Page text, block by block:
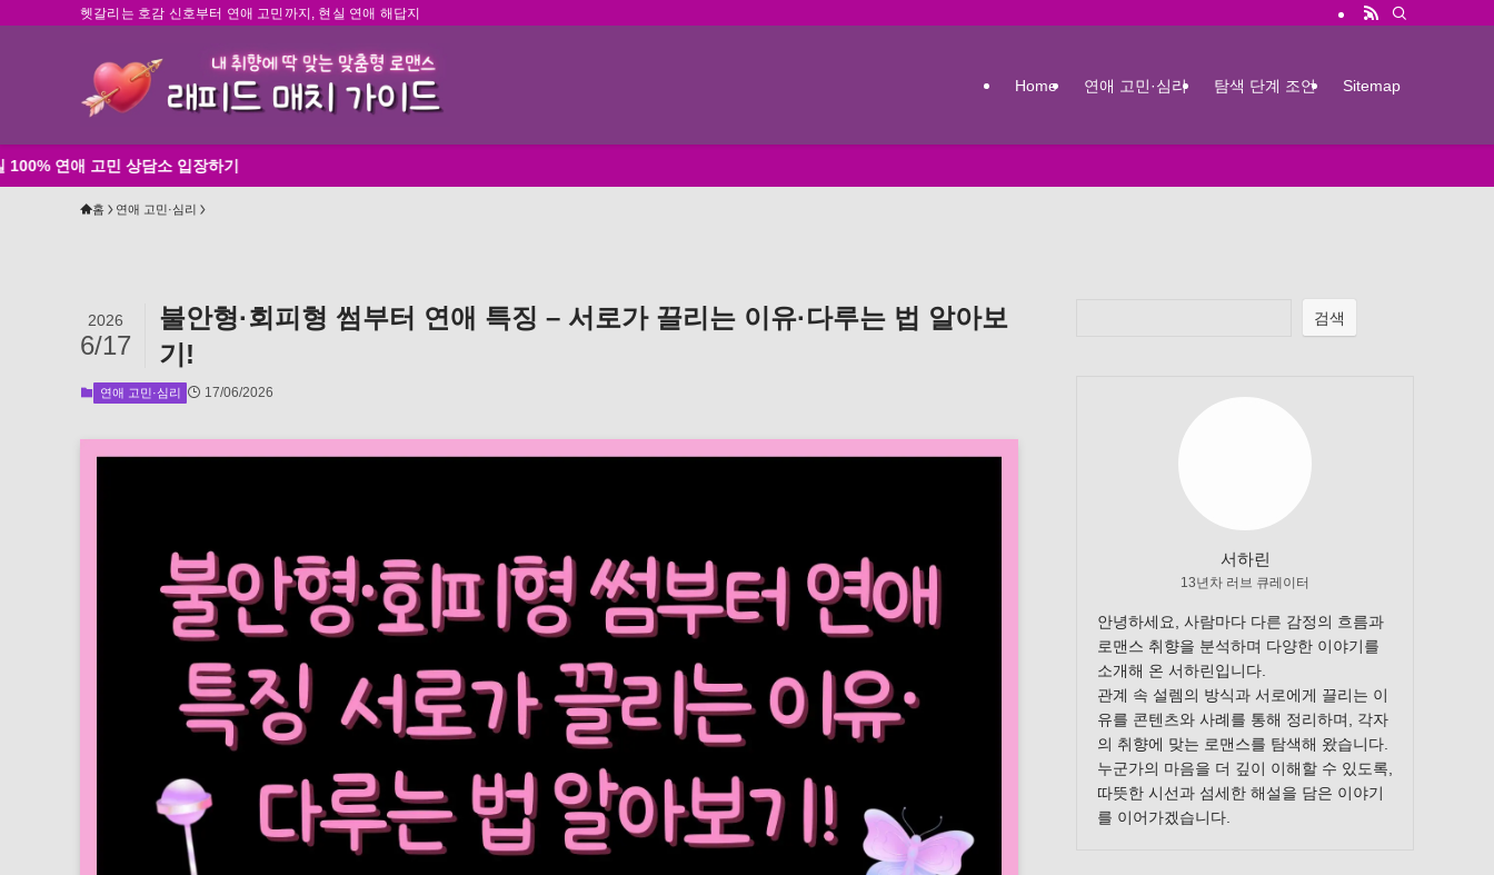
헷갈리는 호감 신호부터 연애 고민까지, 현실 연애 해답지
Home 연애 고민·심리 탐색 단계 조언 Sitemap
민 상담소 입장하기
홈 연애 고민·심리
불안형·회피형 썸부터 연애 특징 – 서로가 끌리는 이유·다루는 법 알아보
기!
2026
6/17
연애 고민·심리 17/06/2026
검색
서하린
13년차 러브 큐레이터
안녕하세요, 사람마다 다른 감정의 흐름과
로맨스 취향을 분석하며 다양한 이야기를
소개해 온 서하린입니다.
관계 속 설렘의 방식과 서로에게 끌리는 이
유를 콘텐츠와 사례를 통해 정리하며, 각자
의 취향에 맞는 로맨스를 탐색해 왔습니다.
누군가의 마음을 더 깊이 이해할 수 있도록,
따뜻한 시선과 섬세한 해설을 담은 이야기
를 이어가겠습니다.